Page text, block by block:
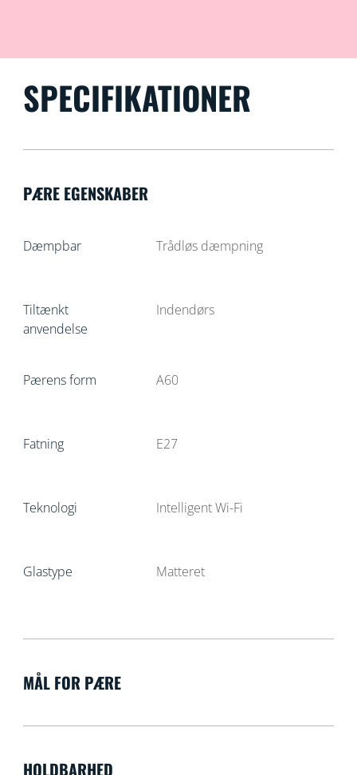
SPECIFIKATIONER
PÆRE EGENSKABER
Dæmpbar Trådløs dæmpning
Tiltænkt
anvendelse
Indendørs
Pærens form A60
Fatning E27
Teknologi Intelligent Wi-Fi
Glastype Matteret
MÅL FOR PÆRE
HOLDBARHED